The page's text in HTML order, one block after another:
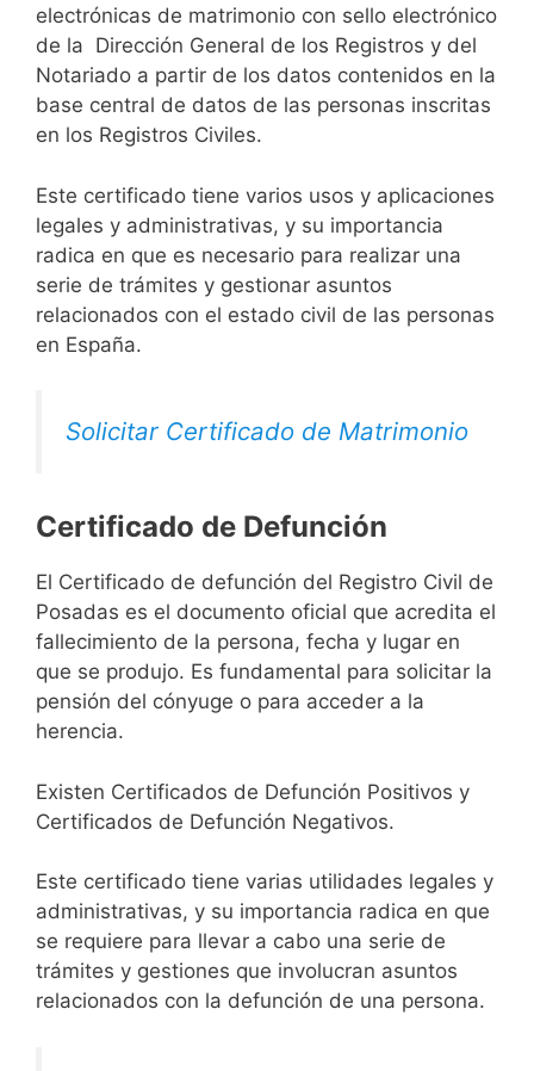
electrónicas de matrimonio con sello electrónico
de la Dirección General de los Registros y del
Notariado a partir de los datos contenidos en la
base central de datos de las personas inscritas
en los Registros Civiles.
Este certificado tiene varios usos y aplicaciones
legales y administrativas, y su importancia
radica en que es necesario para realizar una
serie de trámites y gestionar asuntos
relacionados con el estado civil de las personas
en España.
Solicitar Certificado de Matrimonio
Certificado de Defunción
El Certificado de defunción del Registro Civil de
Posadas es el documento oficial que acredita el
fallecimiento de la persona, fecha y lugar en
que se produjo. Es fundamental para solicitar la
pensión del cónyuge o para acceder a la
herencia.
Existen Certificados de Defunción Positivos y
Certificados de Defunción Negativos.
Este certificado tiene varias utilidades legales y
administrativas, y su importancia radica en que
se requiere para llevar a cabo una serie de
trámites y gestiones que involucran asuntos
relacionados con la defunción de una persona.